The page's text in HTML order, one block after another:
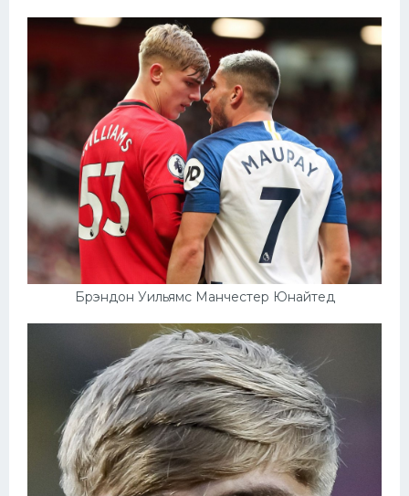
Брэндон Уильямс Манчестер Юнайтед